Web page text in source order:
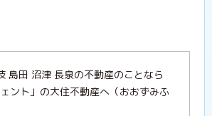
島田 沼津 長泉の不動産のことなら
ェント」の大住不動産へ（おおずみふ